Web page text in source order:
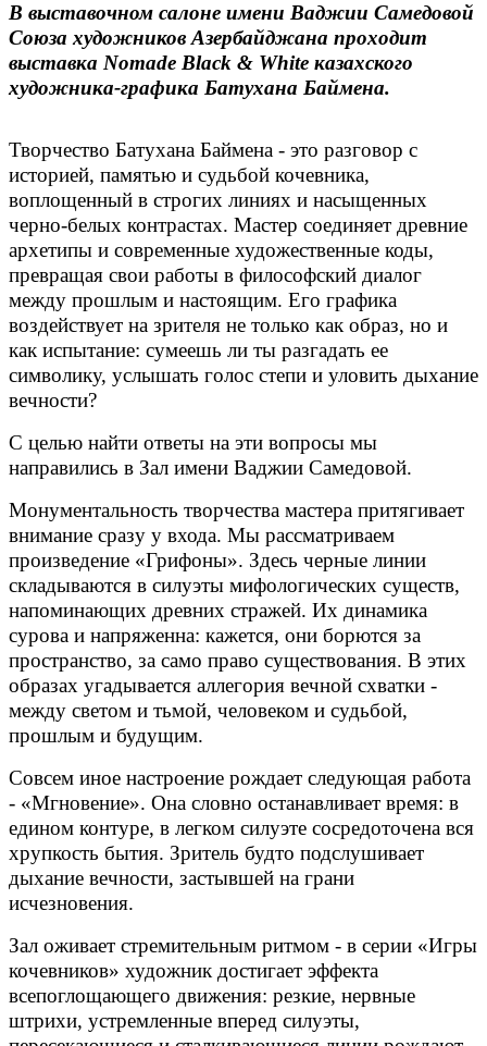
В выставочном салоне имени Ваджии Самедовой
Союза художников Азербайджана проходит
выставка Nomade Black & White казахского
художника-графика Батухана Баймена.
Творчество Батухана Баймена - это разговор с
историей, памятью и судьбой кочевника,
воплощенный в строгих линиях и насыщенных
черно-белых контрастах. Мастер соединяет древние
архетипы и современные художественные коды,
превращая свои работы в философский диалог
между прошлым и настоящим. Его графика
воздействует на зрителя не только как образ, но и
как испытание: сумеешь ли ты разгадать ее
символику, услышать голос степи и уловить дыхание
вечности?
С целью найти ответы на эти вопросы мы
направились в Зал имени Ваджии Самедовой.
Монументальность творчества мастера притягивает
внимание сразу у входа. Мы рассматриваем
произведение «Грифоны». Здесь черные линии
складываются в силуэты мифологических существ,
напоминающих древних стражей. Их динамика
сурова и напряженна: кажется, они борются за
пространство, за само право существования. В этих
образах угадывается аллегория вечной схватки -
между светом и тьмой, человеком и судьбой,
прошлым и будущим.
Совсем иное настроение рождает следующая работа
- «Мгновение». Она словно останавливает время: в
едином контуре, в легком силуэте сосредоточена вся
хрупкость бытия. Зритель будто подслушивает
дыхание вечности, застывшей на грани
исчезновения.
Зал оживает стремительным ритмом - в серии «Игры
кочевников» художник достигает эффекта
всепоглощающего движения: резкие, нервные
штрихи, устремленные вперед силуэты,